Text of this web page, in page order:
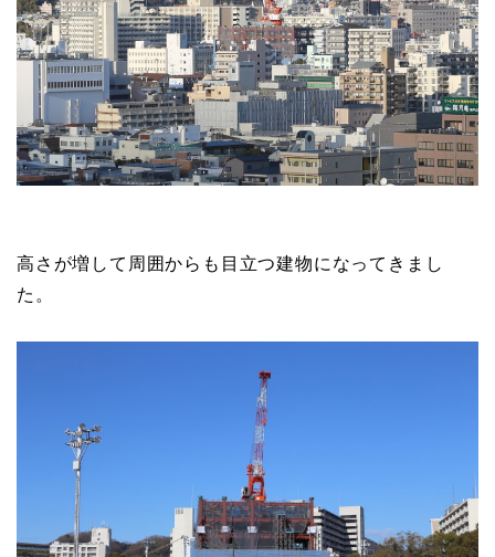
高さが増して周囲からも目立つ建物になってきまし
た。